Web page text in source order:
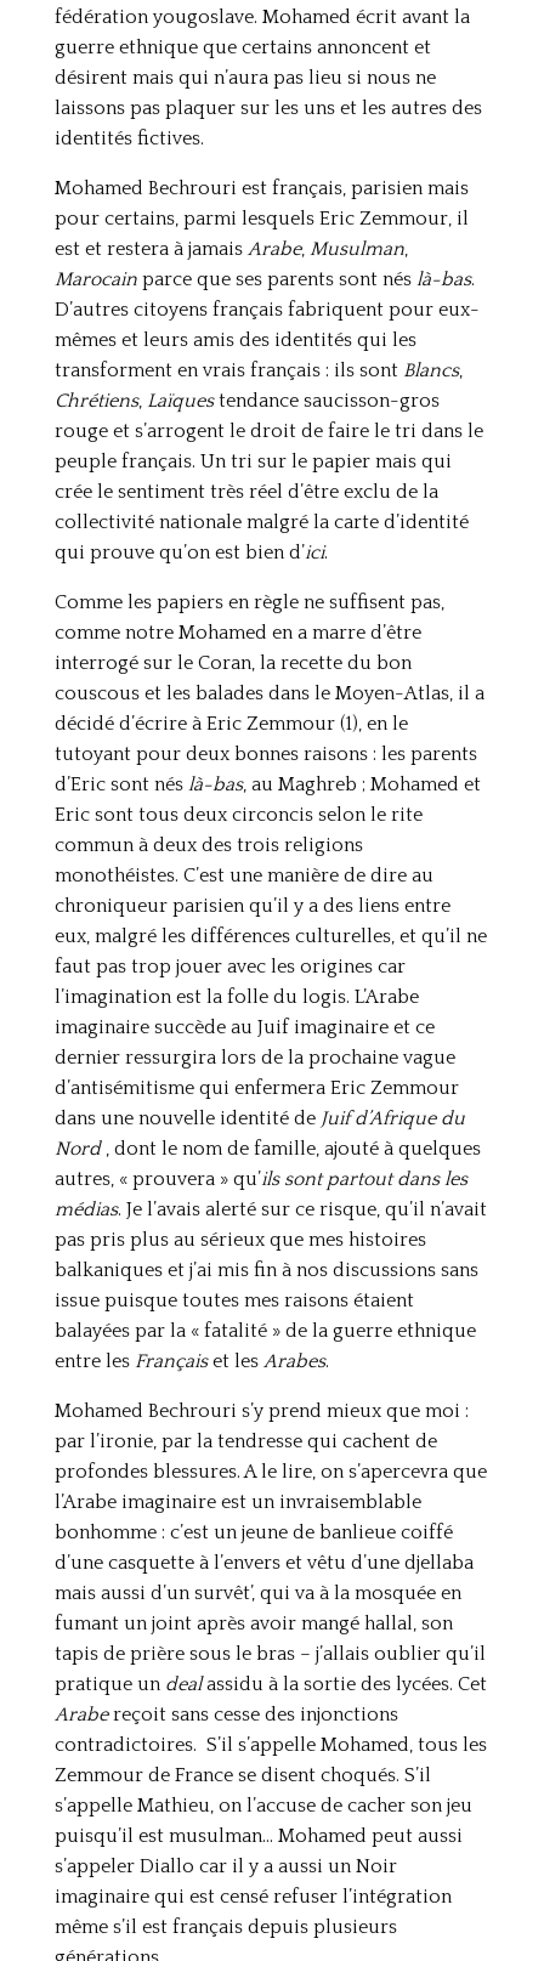
fédération yougoslave. Mohamed écrit avant la
guerre ethnique que certains annoncent et
désirent mais qui n’aura pas lieu si nous ne
laissons pas plaquer sur les uns et les autres des
identités fictives.
Mohamed Bechrouri est français, parisien mais
pour certains, parmi lesquels Eric Zemmour, il
est et restera à jamais Arabe, Musulman,
Marocainparce que ses parents sont nés là-bas.
D’autres citoyens français fabriquent pour eux-
mêmes et leurs amis des identités qui les
transforment en vrais français : ils sont Blancs,
Chrétiens, Laïquestendance saucisson-gros
rouge et s’arrogent le droit de faire le tri dans le
peuple français. Un tri sur le papier mais qui
crée le sentiment très réel d’être exclu de la
collectivité nationale malgré la carte d’identité
qui prouve qu’on est bien d’ici.
Comme les papiers en règle ne suffisent pas,
comme notre Mohamed en a marre d’être
interrogé sur le Coran, la recette du bon
couscous et les balades dans le Moyen-Atlas, il a
décidé d’écrire à Eric Zemmour (1), en le
tutoyant pour deux bonnes raisons : les parents
d’Eric sont nés là-bas, au Maghreb ; Mohamed et
Eric sont tous deux circoncis selon le rite
commun à deux des trois religions
monothéistes. C’est une manière de dire au
chroniqueur parisien qu’il y a des liens entre
eux, malgré les différences culturelles, et qu’il ne
faut pas trop jouer avec les origines car
l’imagination est la folle du logis. L’Arabe
imaginaire succède au Juif imaginaire et ce
dernier ressurgira lors de la prochaine vague
d’antisémitisme qui enfermera Eric Zemmour
dans une nouvelle identité de Juif d’Afrique du
Nord , dont le nom de famille, ajouté à quelques
autres, « prouvera » qu’ils sont partout dans les
médias. Je l’avais alerté sur ce risque, qu’il n’avait
pas pris plus au sérieux que mes histoires
balkaniques et j’ai mis fin à nos discussions sans
issue puisque toutes mes raisons étaient
balayées par la « fatalité » de la guerre ethnique
entre les Françaiset les Arabes.
Mohamed Bechrouri s’y prend mieux que moi :
par l’ironie, par la tendresse qui cachent de
profondes blessures. A le lire, on s’apercevra que
l’Arabe imaginaire est un invraisemblable
bonhomme : c’est un jeune de banlieue coiffé
d’une casquette à l’envers et vêtu d’une djellaba
mais aussi d’un survêt’, qui va à la mosquée en
fumant un joint après avoir mangé hallal, son
tapis de prière sous le bras – j’allais oublier qu’il
pratique un dealassidu à la sortie des lycées. Cet
Arabereçoit sans cesse des injonctions
contradictoires. S’il s’appelle Mohamed, tous les
Zemmour de France se disent choqués. S’il
s’appelle Mathieu, on l’accuse de cacher son jeu
puisqu’il est musulman… Mohamed peut aussi
s’appeler Diallo car il y a aussi un Noir
imaginaire qui est censé refuser l’intégration
même s’il est français depuis plusieurs